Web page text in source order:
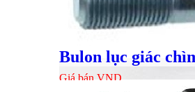
Bulong
Giá bán VND
Bulon lục giác